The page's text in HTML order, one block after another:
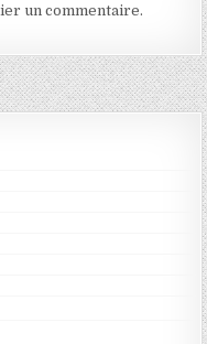
un commentaire.